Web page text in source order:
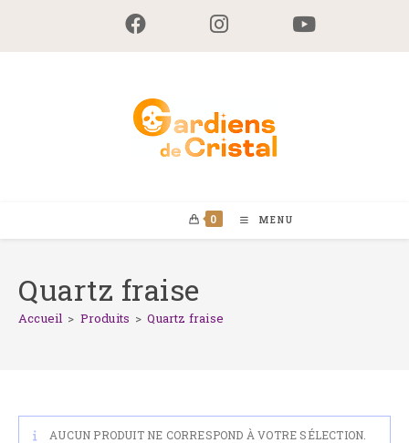
content
0 MENU
Quartz fraise
Accueil > Produits > Quartz fraise
AUCUN PRODUIT NE CORRESPOND À VOTRE SÉLECTION.